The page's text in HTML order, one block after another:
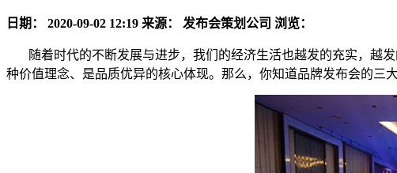
日期： 2020-09-02 12:19 来源： 发布会策划公司 浏览：
随着时代的不断发展与进步，我们的经济生活也越发的充实，越发
种价值理念、是品质优异的核心体现。那么，你知道品牌发布会的三